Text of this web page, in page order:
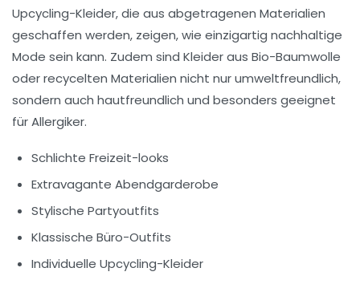
Upcycling-Kleider, die aus abgetragenen Materialien
geschaffen werden, zeigen, wie einzigartig nachhaltige
Mode sein kann. Zudem sind Kleider aus Bio-Baumwolle
oderrecycelten Materialien nicht nur umweltfreundlich,
sondern auch hautfreundlich und besonders geeignet
für Allergiker.
Schlichte Freizeit-looks
Extravagante Abendgarderobe
Stylische Partyoutfits
Klassische Büro-Outfits
Individuelle Upcycling-Kleider